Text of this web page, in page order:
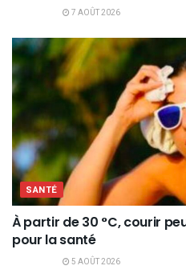
7 AOÛT 2026
SANTÉ
À partir de 30 °C, courir
pour la santé
5 AOÛT 2026